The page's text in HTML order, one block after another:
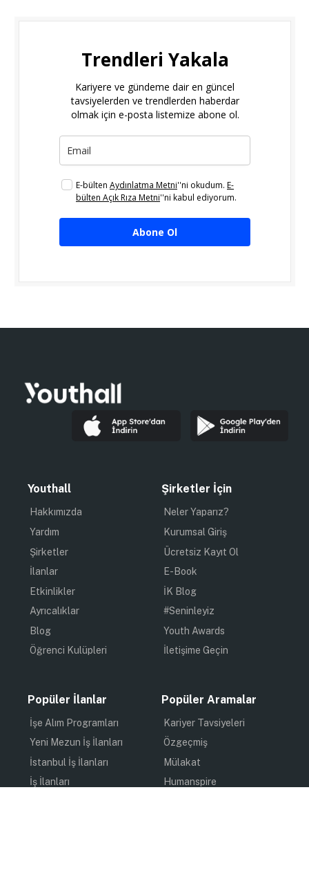
Trendleri Yakala
Kariyere ve gündeme dair en güncel
tavsiyelerden ve trendlerden haberdar
olmak için e-posta listemize abone ol.
E-bülten Aydınlatma Metni''ni okudum. E-
bülten Açık Rıza Metni''ni kabul ediyorum.
Abone Ol
Youthall
Hakkımızda
Yardım
Şirketler
İlanlar
Etkinlikler
Ayrıcalıklar
Blog
Öğrenci Kulüpleri
Şirketler İçin
Neler Yaparız?
Kurumsal Giriş
Ücretsiz Kayıt Ol
E-Book
İK Blog
#Seninleyiz
Youth Awards
İletişime Geçin
Popüler İlanlar
İşe Alım Programları
Yeni Mezun İş İlanları
İstanbul İş İlanları
İş İlanları
Popüler Aramalar
Kariyer Tavsiyeleri
Özgeçmiş
Mülakat
Humanspire